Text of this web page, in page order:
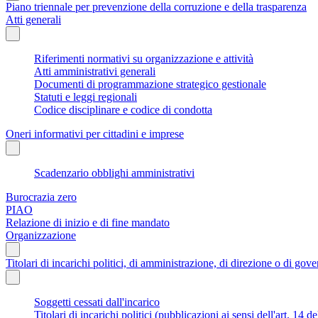
Piano triennale per prevenzione della corruzione e della trasparenza
Atti generali
Riferimenti normativi su organizzazione e attività
Atti amministrativi generali
Documenti di programmazione strategico gestionale
Statuti e leggi regionali
Codice disciplinare e codice di condotta
Oneri informativi per cittadini e imprese
Scadenzario obblighi amministrativi
Burocrazia zero
PIAO
Relazione di inizio e di fine mandato
Organizzazione
Titolari di incarichi politici, di amministrazione, di direzione o di
Soggetti cessati dall'incarico
Titolari di incarichi politici (pubblicazioni ai sensi dell'art. 14